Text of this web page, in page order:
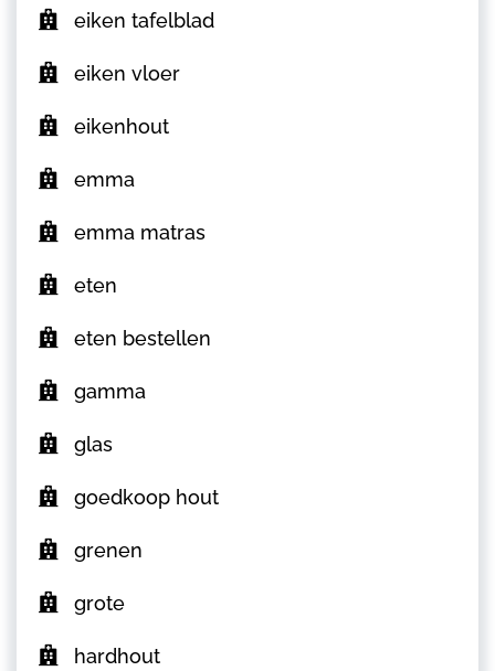
eiken tafelblad
eiken vloer
eikenhout
emma
emma matras
eten
eten bestellen
gamma
glas
goedkoop hout
grenen
grote
hardhout